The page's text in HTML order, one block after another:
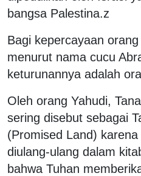
bangsa Palestina.z
Bagi kepercayaan
menurut nama cucu
keturunannya adalah
Oleh orang Yahudi,
sering disebut sebagai
(Promised Land)
diulang-ulang dalam
bahwa Tuhan